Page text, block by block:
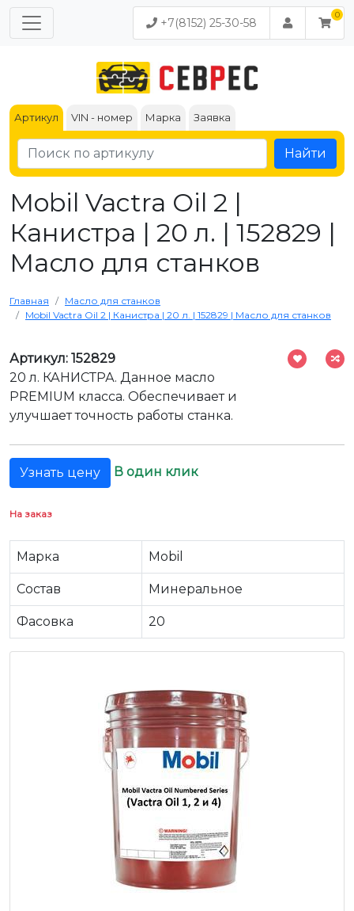
+7(8152) 25-30-58
Артикул VIN - номер Марка Заявка
Найти
Mobil Vactra Oil 2 |
Канистра | 20 л. | 152829 |
Масло для станков
Главная
Масло для станков
Mobil Vactra Oil 2 | Канистра | 20 л. | 152829 | Масло для станков
Артикул: 152829
20 л. КАНИСТРА. Данное масло
PREMIUM класса. Обеспечивает и
улучшает точность работы станка.
Узнать цену В один клик
На заказ
Марка Mobil
Состав Минеральное
Фасовка 20